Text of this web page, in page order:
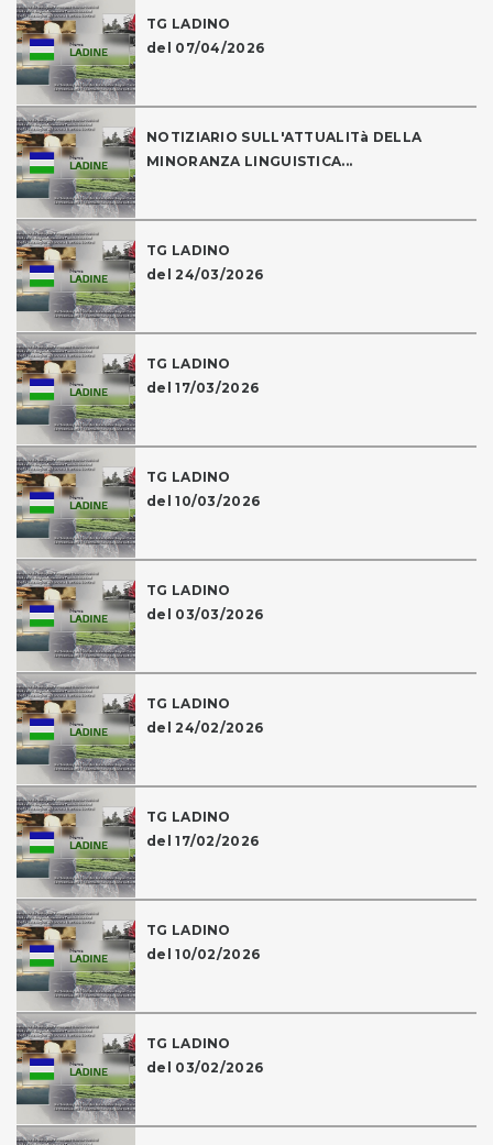
TG LADINO
del 07/04/2026
NOTIZIARIO SULL'ATTUALITà DELLA
MINORANZA LINGUISTICA...
TG LADINO
del 24/03/2026
TG LADINO
del 17/03/2026
TG LADINO
del 10/03/2026
TG LADINO
del 03/03/2026
TG LADINO
del 24/02/2026
TG LADINO
del 17/02/2026
TG LADINO
del 10/02/2026
TG LADINO
del 03/02/2026